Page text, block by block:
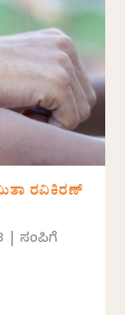
ರವಿಕಿರಣ್
|ಸಂಪಿಗೆ